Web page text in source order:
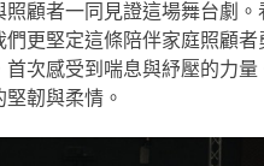
顧者一同見證這場舞台劇。
更堅定這條陪伴家庭照顧
次感受到喘息與紓壓的力
韌與柔情。